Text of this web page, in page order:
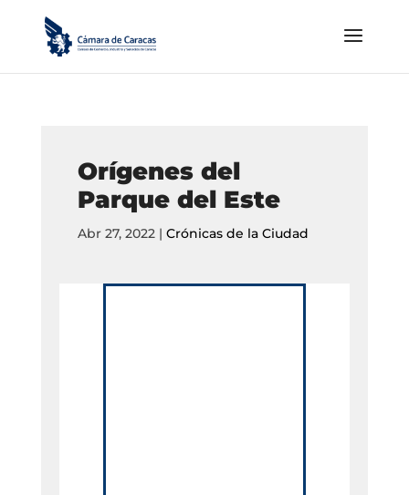
Orígenes del
Parque del Este
Abr 27, 2022| Crónicas de la Ciudad